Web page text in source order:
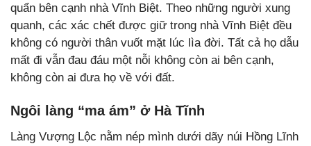
quẩn bên cạnh nhà Vĩnh Biệt. Theo những người xung
quanh, các xác chết được giữ trong nhà Vĩnh Biệt đều
không có người thân vuốt mặt lúc lìa đời. Tất cả họ dẫu
mất đi vẫn đau đáu một nỗi không còn ai bên cạnh,
không còn ai đưa họ về với đất.
Ngôi làng “ma ám” ở Hà Tĩnh
Làng Vượng Lộc nằm nép mình dưới dãy núi Hồng Lĩnh